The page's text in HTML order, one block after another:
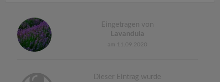
Eingetragen von
Lavandula
am 11.09.2020
Dieser Eintrag wurde